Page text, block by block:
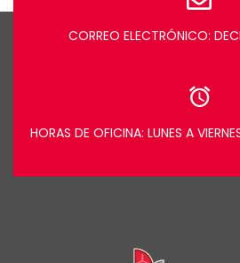
CORREO ELECTRÓNICO:
HORAS DE OFICINA: LUNES A